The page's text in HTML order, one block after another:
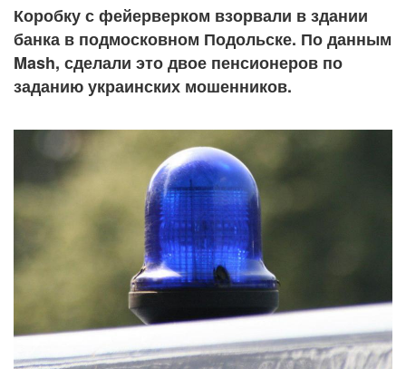
Коробку с фейерверком взорвали в здании
банка в подмосковном Подольске. По данным
Mash, сделали это двое пенсионеров по
заданию украинских мошенников.